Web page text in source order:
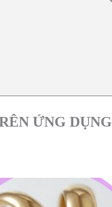
ỨNG DỤNG